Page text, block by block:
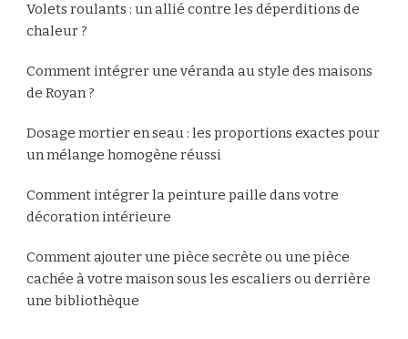
Volets roulants : un allié contre les déperditions de
chaleur ?
Comment intégrer une véranda au style des maisons
de Royan ?
Dosage mortier en seau : les proportions exactes pour
un mélange homogène réussi
Comment intégrer la peinture paille dans votre
décoration intérieure
Comment ajouter une pièce secrète ou une pièce
cachée à votre maison sous les escaliers ou derrière
une bibliothèque